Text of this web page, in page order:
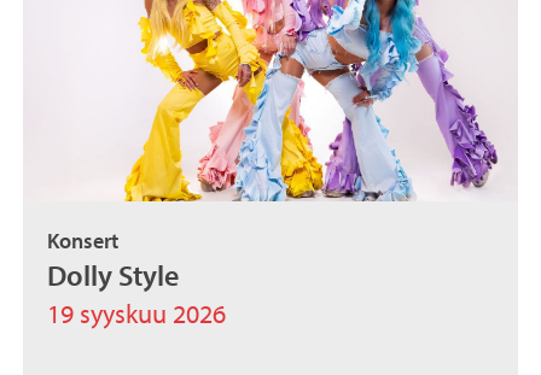
Konsert
Dolly Style
19 syyskuu 2026